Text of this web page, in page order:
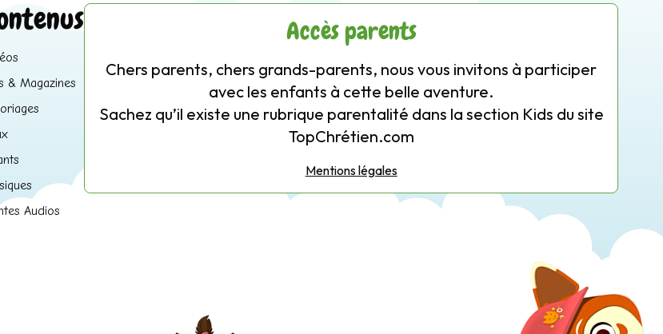
& Magazines
Audios
Accès parents
Chers parents, chers grands-parents, nous vous invitons à participer
avec les enfants à cette belle aventure.
Sachez qu’il existe une rubrique parentalité dans la section Kids du site
TopChrétien.com
Mentions légales